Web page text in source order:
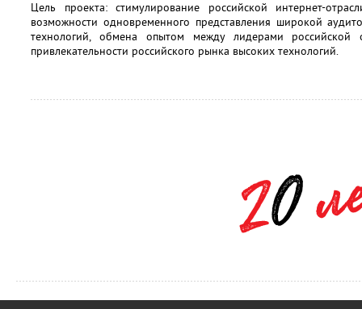
Цель проекта: стимулирование российской интернет-
возможности одновременного представления широкой
технологий, обмена опытом между лидерами российской
привлекательности российского рынка высоких технологий.